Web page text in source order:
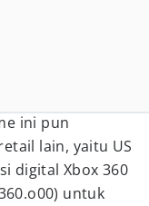
ini pun
lain, yaitu US
digital Xbox 360
untuk